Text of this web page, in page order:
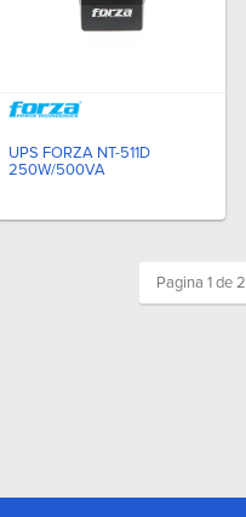
UPS FORZA NT-511D
250W/500VA
Pagina 1 de 2